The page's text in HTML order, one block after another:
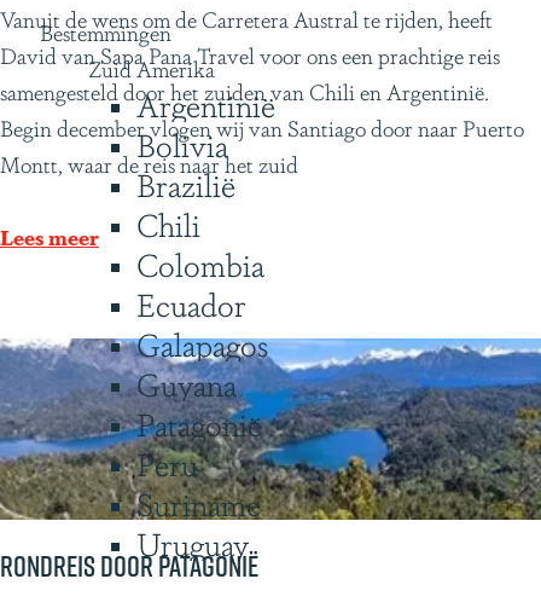
Bestemmingen
Zuid Amerika
Argentinië
Bolivia
Brazilië
Chili
Colombia
Ecuador
Galapagos
Guyana
Patagonië
Peru
Suriname
Uruguay
I
n
4
w
e
e
a
a
r
h
e
t
e
Vanuit de wens om de Carretera Austral te rijden, heeft
David van Sapa Pana Travel voor ons een prachtige reis
samengesteld door het zuiden van Chili en Argentinië.
Begin december vlogen wij van Santiago door naar Puerto
Montt, waar de reis naar het zuid
Lees meer
Rondreis door Patagonië